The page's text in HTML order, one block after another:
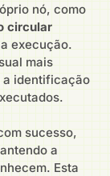
nó, como
circular
execução.
mais
a identificação
sucesso,
a
Esta